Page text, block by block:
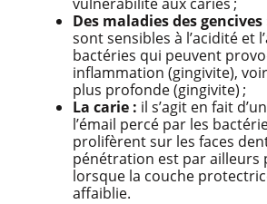
Des maladies des gencives
sont sensibles à l’acidité et
bactéries qui peuvent
inflammation (gingivite),
plus profonde (gingivite) ;
La carie : il s’agit en fait
l’émail percé par les
prolifèrent sur les faces
pénétration est par ailleurs
lorsque la couche
affaiblie.